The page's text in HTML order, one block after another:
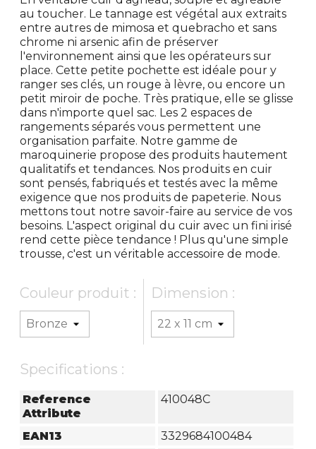
au toucher. Le tannage est végétal aux extraits
entre autres de mimosa et quebracho et sans
chrome ni arsenic afin de préserver
l'environnement ainsi que les opérateurs sur
place. Cette petite pochette est idéale pour y
ranger ses clés, un rouge à lèvre, ou encore un
petit miroir de poche. Très pratique, elle se glisse
dans n'importe quel sac. Les 2 espaces de
rangements séparés vous permettent une
organisation parfaite. Notre gamme de
maroquinerie propose des produits hautement
qualitatifs et tendances. Nos produits en cuir
sont pensés, fabriqués et testés avec la même
exigence que nos produits de papeterie. Nous
mettons tout notre savoir-faire au service de vos
besoins. L'aspect original du cuir avec un fini irisé
rend cette pièce tendance ! Plus qu'une simple
trousse, c'est un véritable accessoire de mode.
Couleur produit : Dimension :
Specifications :
Reference
Attribute
410048C
EAN13
3329684100484